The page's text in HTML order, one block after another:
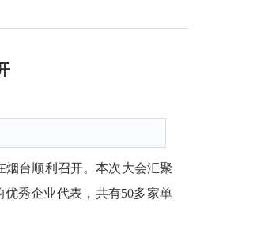
烟台顺利召开。本次大会汇聚
秀企业代表，共有50多家单